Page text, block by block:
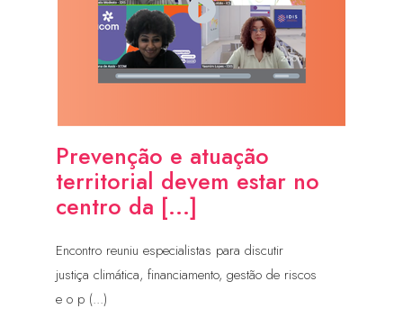
Prevenção e atuação
territorial devem estar no
centro da [...]
Encontro reuniu especialistas para discutir
justiça climática, financiamento, gestão de riscos
e o p (...)